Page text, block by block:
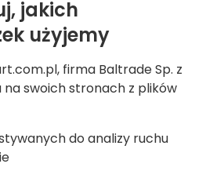
jakich
użyjemy
firma Baltrade Sp. z
na swoich stronach z plików
do analizy ruchu